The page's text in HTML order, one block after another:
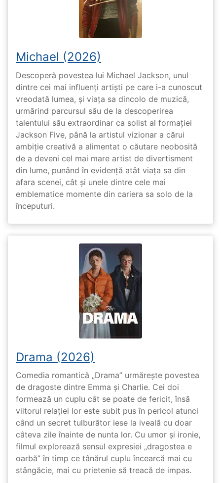
Michael (2026)
Descoperă povestea lui Michael Jackson, unul
dintre cei mai influenți artiști pe care i-a cunoscut
vreodată lumea, și viața sa dincolo de muzică,
urmărind parcursul său de la descoperirea
talentului său extraordinar ca solist al formației
Jackson Five, până la artistul vizionar a cărui
ambiție creativă a alimentat o căutare neobosită
de a deveni cel mai mare artist de divertisment
din lume, punând în evidență atât viața sa din
afara scenei, cât și unele dintre cele mai
emblematice momente din cariera sa solo de la
începuturi.
Drama (2026)
Comedia romantică „Drama” urmărește povestea
de dragoste dintre Emma și Charlie. Cei doi
formează un cuplu cât se poate de fericit, însă
viitorul relației lor este subit pus în pericol atunci
când un secret tulburător iese la iveală cu doar
câteva zile înainte de nunta lor. Cu umor și ironie,
filmul explorează sensul expresiei „dragostea e
oarbă” în timp ce tânărul cuplu încearcă mai cu
stângăcie, mai cu prietenie să treacă de impas.